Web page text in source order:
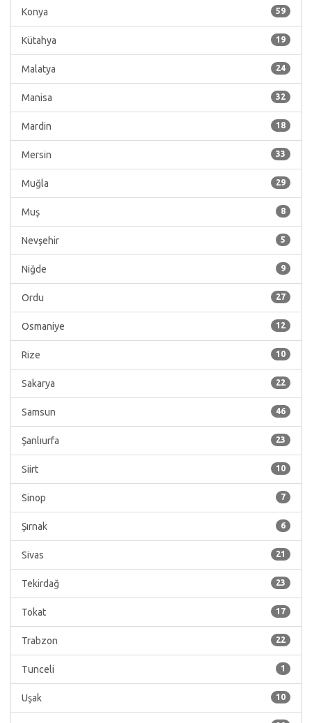
59
Konya
19
Kütahya
24
Malatya
32
Manisa
18
Mardin
33
Mersin
29
Muğla
8
Muş
5
Nevşehir
9
Niğde
27
Ordu
12
Osmaniye
10
Rize
22
Sakarya
46
Samsun
23
Şanlıurfa
10
Siirt
7
Sinop
6
Şırnak
21
Sivas
23
Tekirdağ
17
Tokat
22
Trabzon
1
Tunceli
10
Uşak